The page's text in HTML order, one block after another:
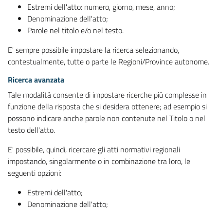
Estremi dell'atto: numero, giorno, mese, anno;
Denominazione dell'atto;
Parole nel titolo e/o nel testo.
E' sempre possibile impostare la ricerca selezionando,
contestualmente, tutte o parte le Regioni/Province autonome.
Ricerca avanzata
Tale modalità consente di impostare ricerche più complesse in
funzione della risposta che si desidera ottenere; ad esempio si
possono indicare anche parole non contenute nel Titolo o nel
testo dell'atto.
E' possibile, quindi, ricercare gli atti normativi regionali
impostando, singolarmente o in combinazione tra loro, le
seguenti opzioni:
Estremi dell'atto;
Denominazione dell'atto;